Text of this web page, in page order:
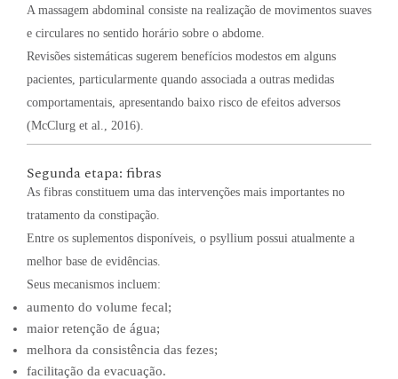
A massagem abdominal consiste na realização de movimentos suaves
e circulares no sentido horário sobre o abdome.
Revisões sistemáticas sugerem benefícios modestos em alguns
pacientes, particularmente quando associada a outras medidas
comportamentais, apresentando baixo risco de efeitos adversos
(McClurg et al., 2016).
Segunda etapa: fibras
As fibras constituem uma das intervenções mais importantes no
tratamento da constipação.
Entre os suplementos disponíveis, o psyllium possui atualmente a
melhor base de evidências.
Seus mecanismos incluem:
aumento do volume fecal;
maior retenção de água;
melhora da consistência das fezes;
facilitação da evacuação.